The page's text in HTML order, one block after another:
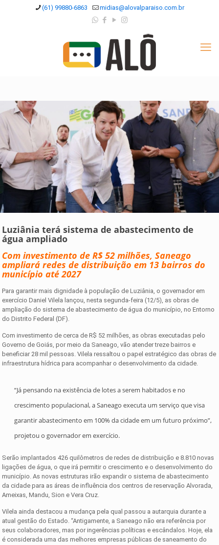
(61) 99880-6863 midias@alovalparaiso.com.br
Luziânia terá sistema de abastecimento de
água ampliado
Com investimento de R$ 52 milhões, Saneago
ampliará redes de distribuição em 13 bairros do
município até 2027
Para garantir mais dignidade à população de Luziânia, o governador em
exercício Daniel Vilela lançou, nesta segunda-feira (12/5), as obras de
ampliação do sistema de abastecimento de água do município, no Entorno
do Distrito Federal (DF).
Com investimento de cerca de R$ 52 milhões, as obras executadas pelo
Governo de Goiás, por meio da Saneago, vão atender treze bairros e
beneficiar 28 mil pessoas. Vilela ressaltou o papel estratégico das obras de
infraestrutura hídrica para acompanhar o desenvolvimento da cidade.
“Já pensando na existência de lotes a serem habitados e no
crescimento populacional, a Saneago executa um serviço que visa
garantir abastecimento em 100% da cidade em um futuro próximo”,
projetou o governador em exercício.
Serão implantados 426 quilômetros de redes de distribuição e 8.810 novas
ligações de água, o que irá permitir o crescimento e o desenvolvimento do
município. As novas estruturas irão expandir o sistema de abastecimento
da cidade para as áreas de influência dos centros de reservação Alvorada,
Ameixas, Mandu, Sion e Vera Cruz.
Vilela ainda destacou a mudança pela qual passou a autarquia durante a
atual gestão do Estado. “Antigamente, a Saneago não era referência por
seus colaboradores, mas por ingerências políticas e escândalos. Hoje, ela
é considerada uma das melhores empresas públicas de saneamento do